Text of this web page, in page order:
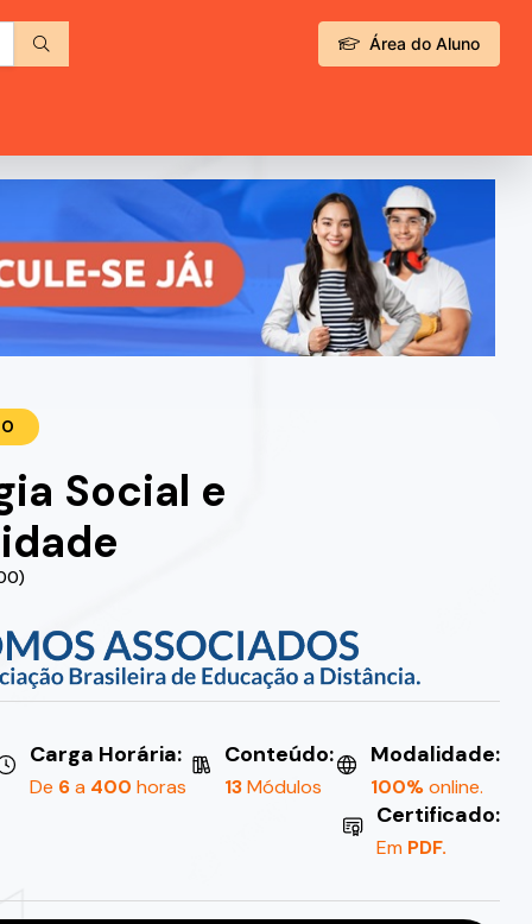
Área do Aluno
Social e
Carga Horária:
De 6a 400 horas
Conteúdo:
13Módulos
Modalidade:
100%online.
Certificado:
Em PDF.